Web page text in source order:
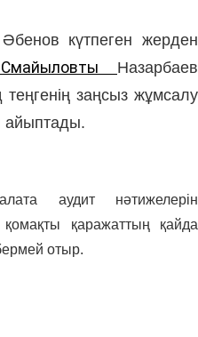
күтпеген жерден
Назарбаев
теңгенің заңсыз жұмсалу
айыптады.
аудит нәтижелерін
қомақты қаражаттың қайда
отыр.